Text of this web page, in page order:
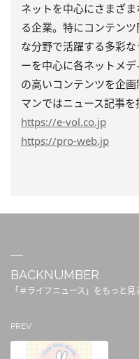
ネットを中心にさまざ
る企業。特にコンテン
な分野で活躍する多彩
ーを中心に各ネットメ
の高いコンテンツを企
マンではニュース記事を
https://e-vol.co.jp
https://pro-web.jp
BACKNUMBER
「＃ライフニュース」をもっと見
PREV